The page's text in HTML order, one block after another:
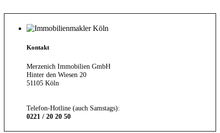
Kontakt
Merzenich Immobilien GmbH
Hinter den Wiesen 20
51105 Köln
Telefon-Hotline (auch Samstags):
0221 / 20 20 50